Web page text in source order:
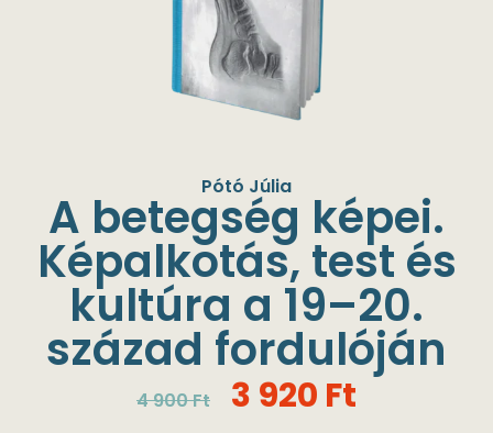
Pótó Júlia
A betegség képei.
Képalkotás, test és
kultúra a 19–20.
század fordulóján
4 900Ft 3 920 Ft